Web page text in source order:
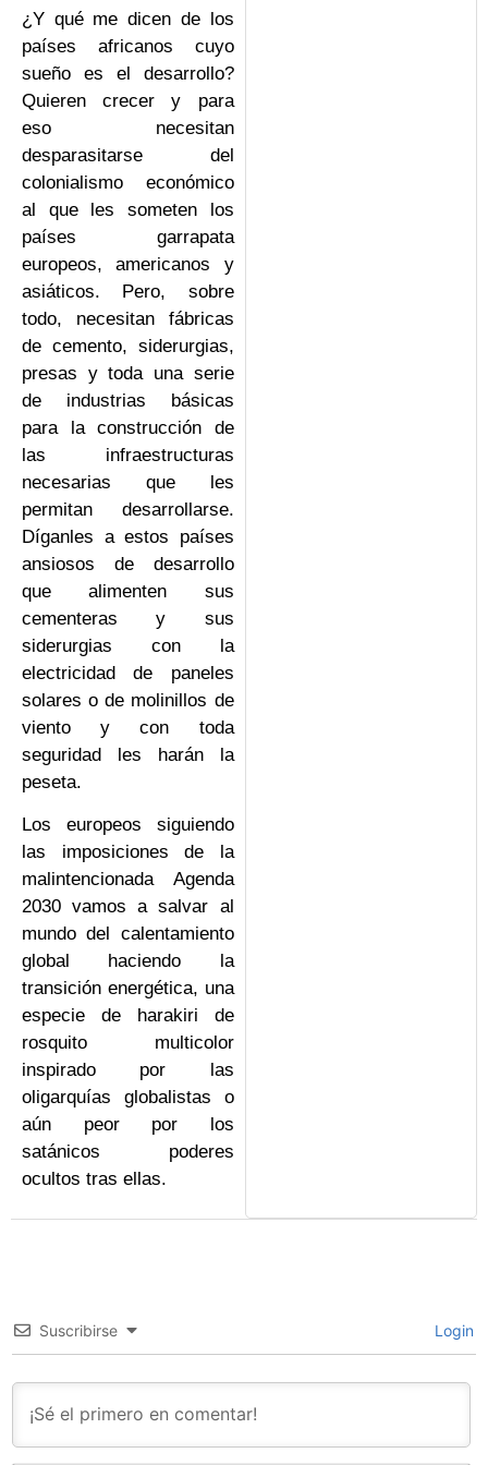
¿Y qué me dicen de los
países africanos cuyo
sueño es el desarrollo?
Quieren crecer y para
eso necesitan
desparasitarse del
colonialismo económico
al que les someten los
países garrapata
europeos, americanos y
asiáticos. Pero, sobre
todo, necesitan fábricas
de cemento, siderurgias,
presas y toda una serie
de industrias básicas
para la construcción de
las infraestructuras
necesarias que les
permitan desarrollarse.
Díganles a estos países
ansiosos de desarrollo
que alimenten sus
cementeras y sus
siderurgias con la
electricidad de paneles
solares o de molinillos de
viento y con toda
seguridad les harán la
peseta.
Los europeos siguiendo
las imposiciones de la
malintencionada Agenda
2030 vamos a salvar al
mundo del calentamiento
global haciendo la
transición energética, una
especie de harakiri de
rosquito multicolor
inspirado por las
oligarquías globalistas o
aún peor por los
satánicos poderes
ocultos tras ellas.
Suscribirse Login